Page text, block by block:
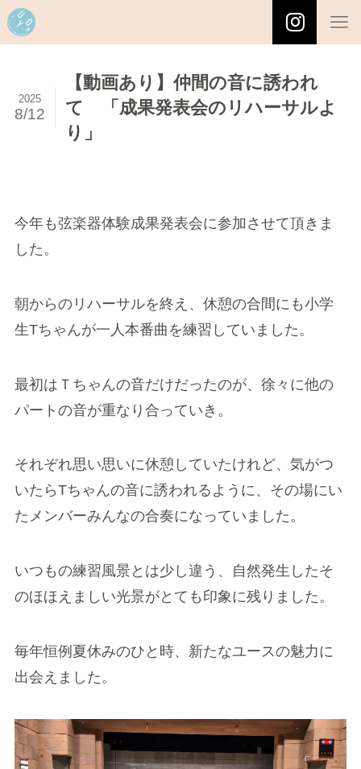
【動画あり】仲間の音に誘われ
て 「成果発表会のリハーサルよ
り」
2025
8/12
今年も弦楽器体験成果発表会に参加させて頂きま
した。
朝からのリハーサルを終え、休憩の合間にも小学
生Tちゃんが一人本番曲を練習していました。
最初はＴちゃんの音だけだったのが、徐々に他の
パートの音が重なり合っていき。
それぞれ思い思いに休憩していたけれど、気がつ
いたらTちゃんの音に誘われるように、その場にい
たメンバーみんなの合奏になっていました。
いつもの練習風景とは少し違う、自然発生したそ
のほほえましい光景がとても印象に残りました。
毎年恒例夏休みのひと時、新たなユースの魅力に
出会えました。